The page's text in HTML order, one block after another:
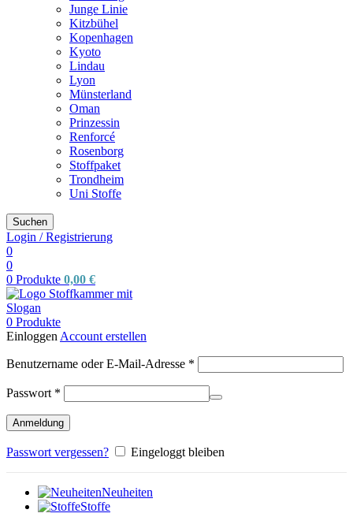
Junge Linie
Kitzbühel
Kopenhagen
Kyoto
Lindau
Lyon
Münsterland
Oman
Prinzessin
Renforcé
Rosenborg
Stoffpaket
Trondheim
Uni Stoffe
Suchen
Login / Registrierung
0
0
0 Produkte 0,00 €
0 Produkte
Einloggen Account erstellen
Benutzername oder E-Mail-Adresse *
Passwort *
Anmeldung
Passwort vergessen? Eingeloggt bleiben
Neuheiten
Stoffe